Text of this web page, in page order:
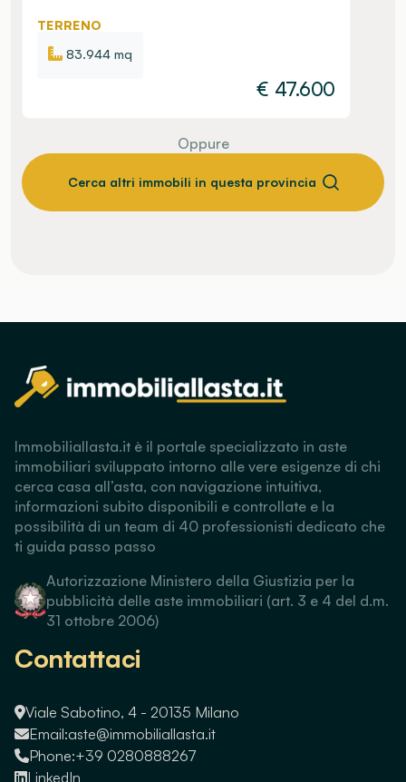
TERRENO
83.944 mq
€ 47.600
Oppure
Cerca altri immobili in questa provincia
Immobiliallasta.it è il portale specializzato in aste
immobiliari sviluppato intorno alle vere esigenze di chi
cerca casa all’asta, con navigazione intuitiva,
informazioni subito disponibili e controllate e la
possibilità di un team di 40 professionisti dedicato che
ti guida passo passo
Autorizzazione Ministero della Giustizia per la
pubblicità delle aste immobiliari (art. 3 e 4 del d.m.
31 ottobre 2006)
Contattaci
Viale Sabotino, 4 - 20135 Milano
Email:aste@immobiliallasta.it
Phone:+39 0280888267
LinkedIn